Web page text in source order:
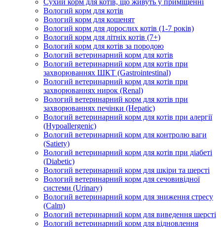
Сухий корм для котів, що живуть у приміщенні
Вологий корм для котів
Вологий корм для кошенят
Вологий корм для дорослих котів (1-7 років)
Вологий корм для літніх котів (7+)
Вологий корм для котів за породою
Вологий ветеринарний корм для котів
Вологий ветеринарний корм для котів при
захворюваннях ШКТ (Gastrointestinal)
Вологий ветеринарний корм для котів при
захворюваннях нирок (Renal)
Вологий ветеринарний корм для котів при
захворюваннях печінки (Hepatic)
Вологий ветеринарний корм для котів при алергії
(Hypoallergenic)
Вологий ветеринарний корм для контролю ваги
(Satiety)
Вологий ветеринарний корм для котів при діабеті
(Diabetic)
Вологий ветеринарний корм для шкіри та шерсті
Вологий ветеринарний корм для сечовивідної
системи (Urinary)
Вологий ветеринарний корм для зниження стресу
(Calm)
Вологий ветеринарний корм для виведення шерсті
Вологий ветеринарний корм для відновлення